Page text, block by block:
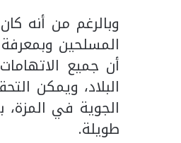
وبالرغم من أنه
المسلحين
أن جميع
البلاد، ويمكن
الجوية في
طويلة.